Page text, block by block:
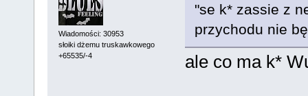
Wiadomości: 30953
słoiki dżemu truskawkowego
+65535/-4
"se k* zassie z
przychodu nie
ale co ma k*